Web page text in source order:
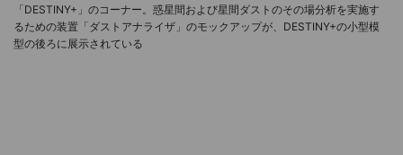
「DESTINY+」のコーナー。惑星間および星間ダストのその場分析を実施す
るための装置「ダストアナライザ」のモックアップが、DESTINY+の小型模
型の後ろに展示されている